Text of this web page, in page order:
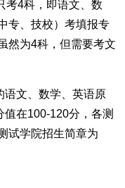
考4科，即语文、数
专、技校）考填报专
然为4科，但需要考文
语文、数学、英语原
在100-120分，各测
试学院招生简章为